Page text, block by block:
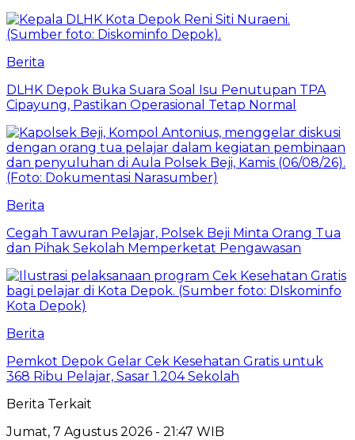
Berita
DLHK Depok Buka Suara Soal Isu Penutupan TPA
Cipayung, Pastikan Operasional Tetap Normal
Berita
Cegah Tawuran Pelajar, Polsek Beji Minta Orang Tua
dan Pihak Sekolah Memperketat Pengawasan
Berita
Pemkot Depok Gelar Cek Kesehatan Gratis untuk
368 Ribu Pelajar, Sasar 1.204 Sekolah
Berita Terkait
Jumat, 7 Agustus 2026 - 21:47 WIB